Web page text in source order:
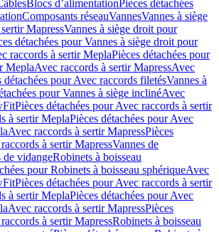
Blocs d’alimentationPièces détachées
Composants réseauVannesVannes à siège
MapressVannes à siège droit pour
détachées pour Vannes à siège droit pour
raccords à sertir MeplaPièces détachées pour
MeplaAvec raccords à sertir MapressAvec
détachées pour Avec raccords filetésVannes à
pour Vannes à siège inclinéAvec
Pièces détachées pour Avec raccords à sertir
à sertir MeplaPièces détachées pour Avec
Avec raccords à sertir MapressPièces
à sertir MapressVannes de
de vidangeRobinets à boisseau
pour Robinets à boisseau sphériqueAvec
Pièces détachées pour Avec raccords à sertir
à sertir MeplaPièces détachées pour Avec
Avec raccords à sertir MapressPièces
à sertir MapressRobinets à boisseau